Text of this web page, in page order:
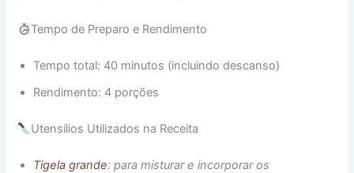
Tempo de Preparo e Rendimento
Tempo total: 40 minutos (incluindo descanso)
Rendimento: 4 porções
Utensílios Utilizados na Receita
Tigela grande: para misturar e incorporar os